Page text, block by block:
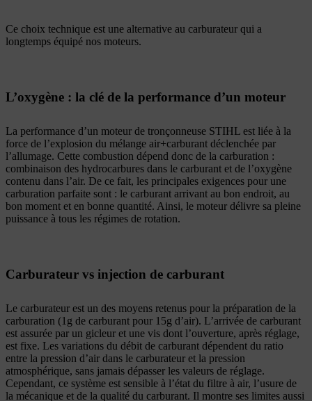
Ce choix technique est une alternative au carburateur qui a
longtemps équipé nos moteurs.
L’oxygène : la clé de la performance d’un moteur
La performance d’un moteur de tronçonneuse STIHL est liée à la
force de l’explosion du mélange air+carburant déclenchée par
l’allumage. Cette combustion dépend donc de la carburation :
combinaison des hydrocarbures dans le carburant et de l’oxygène
contenu dans l’air. De ce fait, les principales exigences pour une
carburation parfaite sont : le carburant arrivant au bon endroit, au
bon moment et en bonne quantité. Ainsi, le moteur délivre sa pleine
puissance à tous les régimes de rotation.
Carburateur vs injection de carburant
Le carburateur est un des moyens retenus pour la préparation de la
carburation (1g de carburant pour 15g d’air). L’arrivée de carburant
est assurée par un gicleur et une vis dont l’ouverture, après réglage,
est fixe. Les variations du débit de carburant dépendent du ratio
entre la pression d’air dans le carburateur et la pression
atmosphérique, sans jamais dépasser les valeurs de réglage.
Cependant, ce système est sensible à l’état du filtre à air, l’usure de
la mécanique et de la qualité du carburant. Il montre ses limites aussi